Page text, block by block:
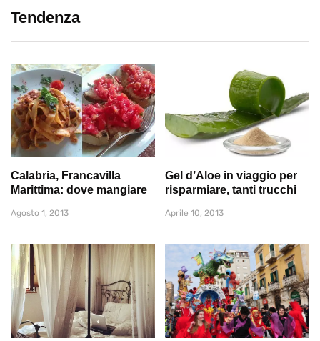
Tendenza
Calabria, Francavilla
Marittima: dove mangiare
Agosto 1, 2013
Gel d’Aloe in viaggio per
risparmiare, tanti trucchi
Aprile 10, 2013